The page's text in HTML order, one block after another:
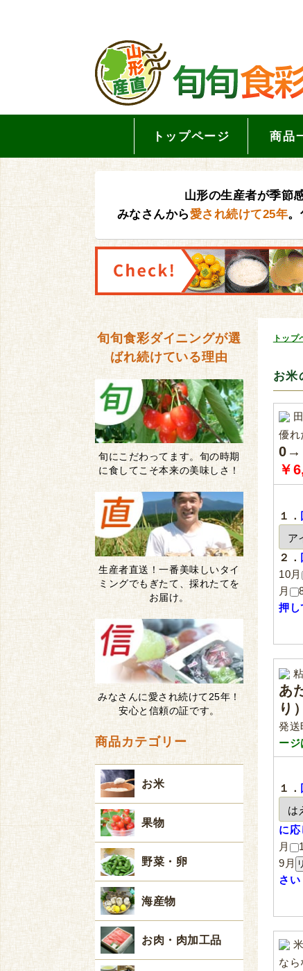
トップページ 商品
山形の生産者が季節
みなさんから愛され続けて25年
トップ
お米
優
0→
￥
１．
２．
10月
月
押し
あ
り
発送
ージ
１．
に
月
9月
さい
なら
旬旬食彩ダイニングが選
ばれ続けている理由
旬にこだわってます。旬の時期
に食してこそ本来の美味しさ！
生産者直送！一番美味しいタイ
ミングでもぎたて、採れたてを
お届け。
みなさんに愛され続けて25年！
安心と信頼の証です。
商品カテゴリー
お米
果物
野菜・卵
海産物
お肉・肉加工品